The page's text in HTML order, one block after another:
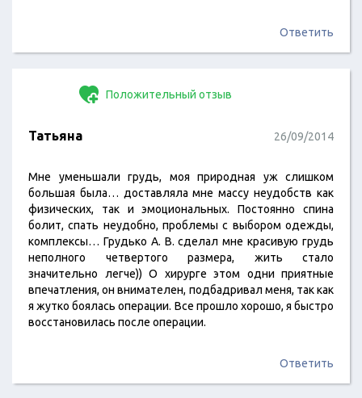
Ответить
Положительный отзыв
Татьяна 26/09/2014
Мне уменьшали грудь, моя природная уж слишком
большая была… доставляла мне массу неудобств как
физических, так и эмоциональных. Постоянно спина
болит, спать неудобно, проблемы с выбором одежды,
комплексы… Грудько А. В. сделал мне красивую грудь
неполного четвертого размера, жить стало
значительно легче)) О хирурге этом одни приятные
впечатления, он внимателен, подбадривал меня, так как
я жутко боялась операции. Все прошло хорошо, я быстро
восстановилась после операции.
Ответить